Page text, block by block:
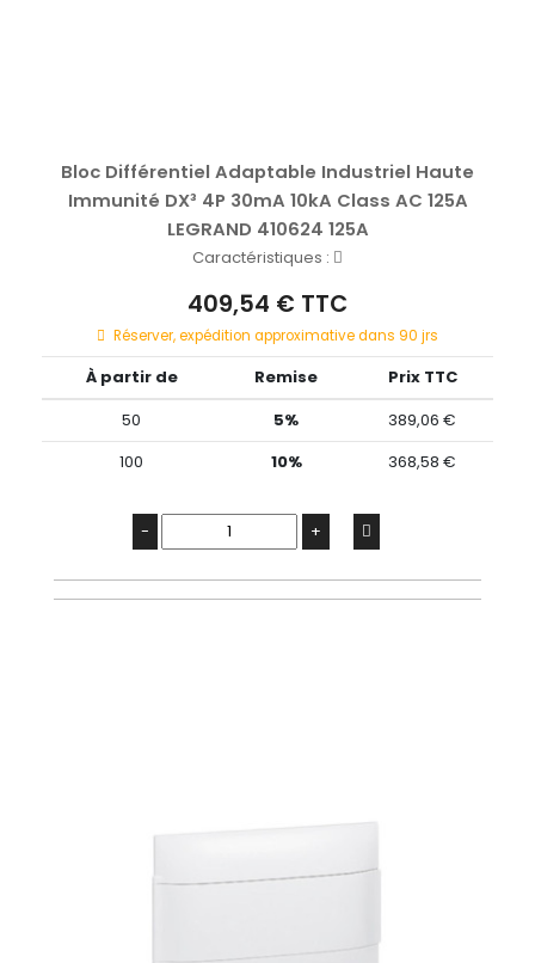
Bloc Différentiel Adaptable Industriel Haute
Immunité DX³ 4P 30mA 10kA Class AC 125A
LEGRAND 410624 125A
Caractéristiques :
409,54 € TTC
Réserver, expédition approximative dans 90 jrs
À partir de Remise
Prix TTC
50
5%
389,06 €
100
10% 368,58 €
- +